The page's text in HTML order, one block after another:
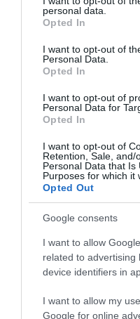
grant or deny consent to
use your data for below
consent section.
personal data.
Opted In
I want to opt-out of
Personal Data.
Opted In
I want to opt-out of
Personal Data for
Opted In
I want to opt-out of
Retention, Sale, and/
Personal Data that Is
Purposes for which it
Opted Out
Google consents
I want to allow
related to advertising
device identifiers in
I want to allow my
Google for online
Elon Musk
tech-
szintén a
ültetett be agyi
alanyba.
Először
HAMU ÉS GYÉMÁNT